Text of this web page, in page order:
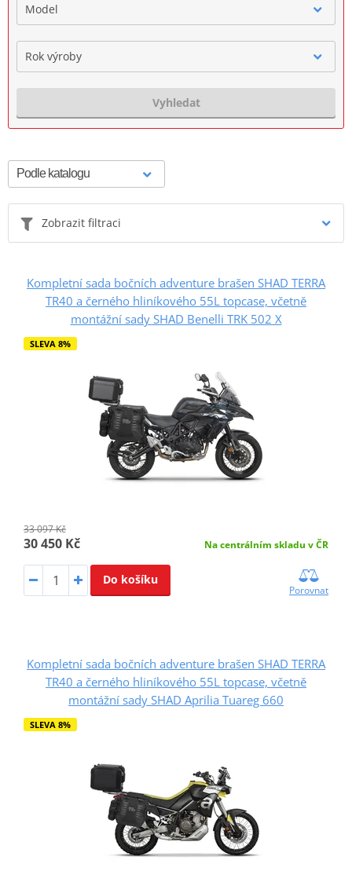
Model
Rok výroby
Vyhledat
Zobrazit filtraci
Kompletní sada bočních adventure brašen SHAD TERRA
TR40 a černého hliníkového 55L topcase, včetně
montážní sady SHAD Benelli TRK 502 X
SLEVA 8%
33 097 Kč
30 450 Kč Na centrálním skladu v ČR
Do košíku
Porovnat
Kompletní sada bočních adventure brašen SHAD TERRA
TR40 a černého hliníkového 55L topcase, včetně
montážní sady SHAD Aprilia Tuareg 660
SLEVA 8%